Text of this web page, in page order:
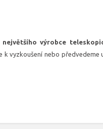
výrobce
vyzkoušení nebo